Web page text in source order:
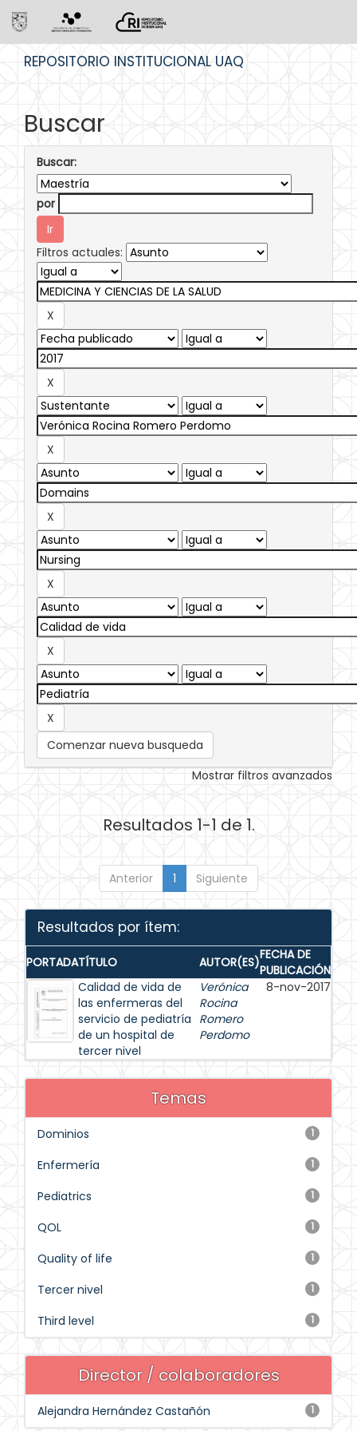
REPOSITORIO INSTITUCIONAL UAQ
Buscar
Buscar:
por
Filtros actuales:
Comenzar nueva busqueda
Mostrar filtros avanzados
Resultados 1-1 de 1.
Anterior 1 Siguiente
Resultados por ítem:
PORTADATÍTULO AUTOR(ES)FECHA DE
PUBLICACIÓN
Calidad de vida de
las enfermeras del
servicio de pediatría
de un hospital de
tercer nivel
Verónica
Rocina
Romero
Perdomo
8-nov-2017
Temas
1
Dominios
1
Enfermería
1
Pediatrics
1
QOL
1
Quality of life
1
Tercer nivel
1
Third level
Director / colaboradores
1
Alejandra Hernández Castañón